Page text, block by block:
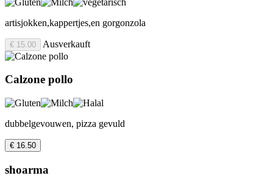
artisjokken,kappertjes,en gorgonzola
€ 15.00 Ausverkauft
Calzone pollo
dubbelgevouwen, pizza gevuld
€ 16.50
shoarma